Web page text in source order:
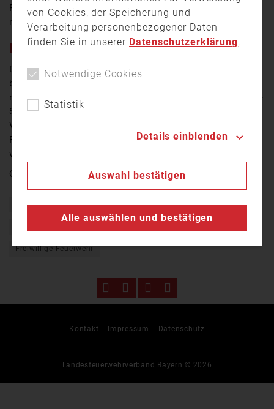
Pkw bereits in Vollbrand – die Einsatzkräfte konnten
nur noch das ausgebrannte Autowrack ablöschen.
MANN BLEIBT UNVERLETZT
Der Mann konnte sich noch rechtzeitig in Sicherheit
bringen, er blieb unverletzt. Während der Löscharbeiten
musste die A3 in Richtung Würzburg für rund eine halbe
Stunde komplett gesperrt werden. Später konnte der
Verkehr bis zum Abschluss der Bergungs- und
Reinigungsarbeiten auf einem Fahrstreifen
vorbeilaufen.
Quelle:
TV Mainfranken
Aschaffenburg Autobahn Autounfall Bayern
Freiwillige Feuerwehr
Kontakt Impressum Datenschutz
Landesfeuerwehrverband Bayern © 2026
von Cookies, der Speicherung und
Verarbeitung personenbezogener Daten
finden Sie in unserer Datenschutzerklärung.
Notwendige Cookies
Statistik
Details einblenden
Auswahl bestätigen
Alle auswählen und bestätigen